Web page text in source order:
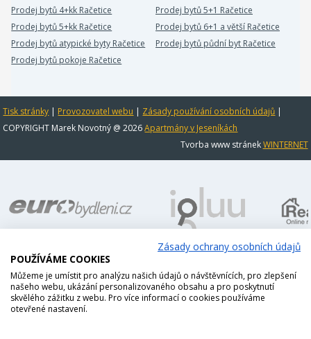
Prodej bytů 4+kk Račetice
Prodej bytů 5+1 Račetice
Prodej bytů 5+kk Račetice
Prodej bytů 6+1 a větší Račetice
Prodej bytů atypické byty Račetice
Prodej bytů půdní byt Račetice
Prodej bytů pokoje Račetice
Tisk stránky | Provozovatel webu | Zásady používání osobních údajů |
COPYRIGHT Marek Novotný @ 2026Apartmány v Jeseníkách
Tvorba www stránekWINTERNET
Zásady ochrany osobních údajů
POUŽÍVÁME COOKIES
Můžeme je umístit pro analýzu našich údajů o návštěvnících, pro zlepšení
našeho webu, ukázání personalizovaného obsahu a pro poskytnutí
skvělého zážitku z webu. Pro více informací o cookies používáme
otevřené nastavení.